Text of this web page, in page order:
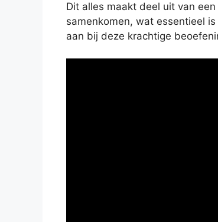
Dit alles maakt deel uit van
samenkomen, wat essentieel
aan bij deze krachtige